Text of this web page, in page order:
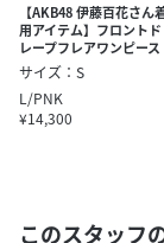
【AKB48 伊藤百花さん
用アイテム】フロントド
レープフレアワンピース
サイズ：S
L/PNK
¥14,300
このスタッフ